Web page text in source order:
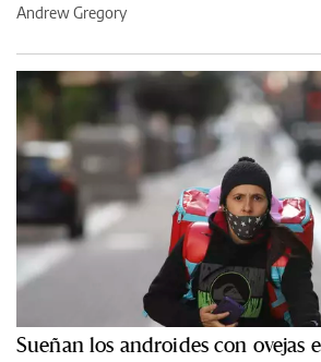
Andrew Gregory
Sueñan los androides con ovejas